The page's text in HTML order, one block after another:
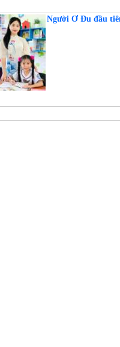
Người Ơ Đu đầu